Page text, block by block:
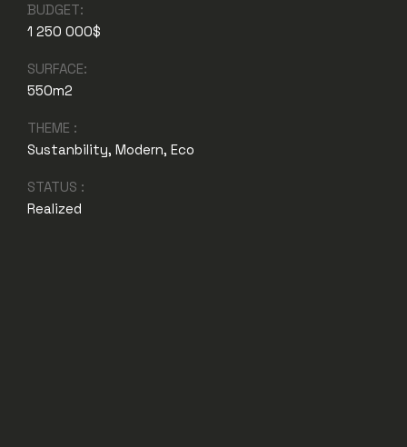
BUDGET:
1 250 000$
SURFACE:
550m2
THEME :
Sustanbility, Modern, Eco
STATUS :
Realized